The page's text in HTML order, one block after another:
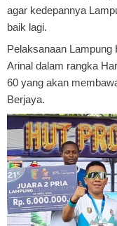
agar kedepannya
baik lagi.
Pelaksanaan Lampung
Arinal dalam rangka
60 yang akan
Berjaya.